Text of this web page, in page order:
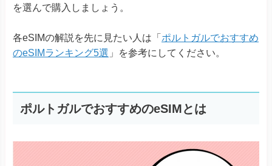
を選んで購入しましょう。
各eSIMの解説を先に見たい人は「 ポルトガルでおすすめ
のeSIMランキング5選 」を参考にしてください。
ポルトガルでおすすめのeSIMとは